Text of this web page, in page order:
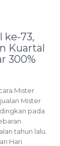
ke-73,
Kuartal
300%
Mister
Mister
pada
tahun lalu.
Hari